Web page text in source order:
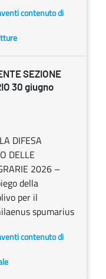
contenuto di
SEZIONE
30 giugno
DIFESA
DELLE
2026 –
della
per il
spumarius
contenuto di